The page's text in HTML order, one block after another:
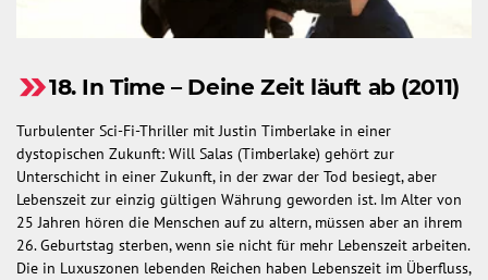
18. In Time – Deine Zeit läuft ab (2011)
Turbulenter Sci-Fi-Thriller mit Justin Timberlake in einer
dystopischen Zukunft: Will Salas (Timberlake) gehört zur
Unterschicht in einer Zukunft, in der zwar der Tod besiegt, aber
Lebenszeit zur einzig gültigen Währung geworden ist. Im Alter von
25 Jahren hören die Menschen auf zu altern, müssen aber an ihrem
26. Geburtstag sterben, wenn sie nicht für mehr Lebenszeit arbeiten.
Die in Luxuszonen lebenden Reichen haben Lebenszeit im Überfluss,